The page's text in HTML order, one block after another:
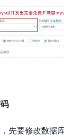
先要修改数据